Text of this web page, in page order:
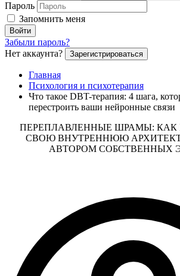
Пароль
Запомнить меня
Войти
Забыли пароль?
Нет аккаунта?
Зарегистрироваться
Главная
Психология и психотерапия
Что такое DBT-терапия: 4 шага,
перестроить ваши нейронные связи
ПЕРЕПЛАВЛЕННЫЕ ШРАМЫ: КАК
СВОЮ ВНУТРЕННЮЮ
АВТОРОМ СОБСТВЕННЫХ